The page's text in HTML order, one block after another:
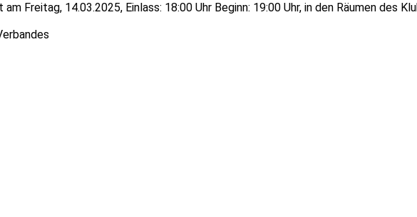
Freitag, 14.03.2025, Einlass: 18:00 Uhr Beginn: 19:00 Uhr, in den Räumen des